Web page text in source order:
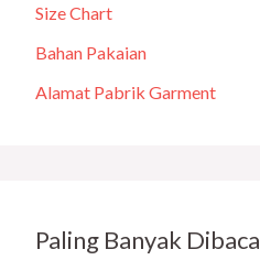
Size Chart
Bahan Pakaian
Alamat Pabrik Garment
Paling Banyak Dibaca